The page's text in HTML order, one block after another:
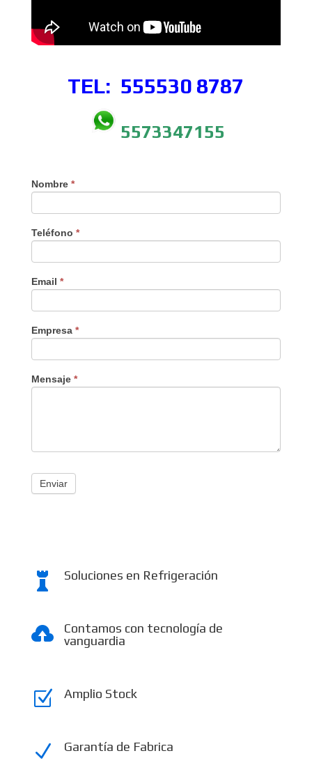
TEL: 555530 8787
5573347155
Nombre *
Teléfono *
Email *
Empresa *
Mensaje *
Enviar
 Soluciones en Refrigeración

Contamos con tecnología de
vanguardia
Z Amplio Stock
N Garantía de Fabrica